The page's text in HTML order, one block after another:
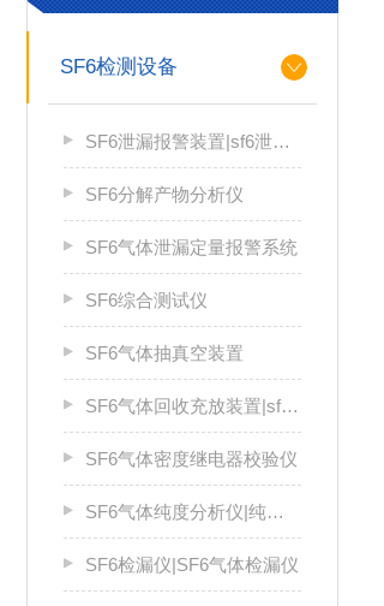
SF6检测设备
SF6泄漏报警装置|sf6泄漏报警系统
SF6分解产物分析仪
SF6气体泄漏定量报警系统
SF6综合测试仪
SF6气体抽真空装置
SF6气体回收充放装置|sf6气体回收装置
SF6气体密度继电器校验仪
SF6气体纯度分析仪|纯度仪
SF6检漏仪|SF6气体检漏仪